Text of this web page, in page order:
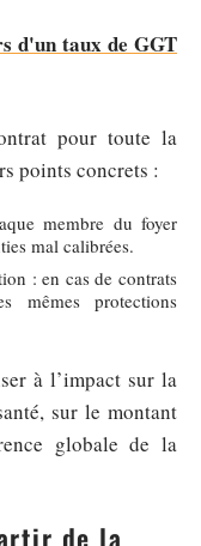
d'un taux de GGT
pour toute la
points concrets :
membre du foyer
mal calibrées.
: en cas de contrats
mêmes protections
à l’impact sur la
sur le montant
globale de la
de la